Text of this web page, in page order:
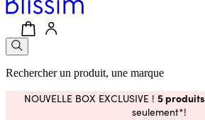
Rechercher un produit, une marque
NOUVELLE BOX EXCLUSIVE ! 5
seulement*!